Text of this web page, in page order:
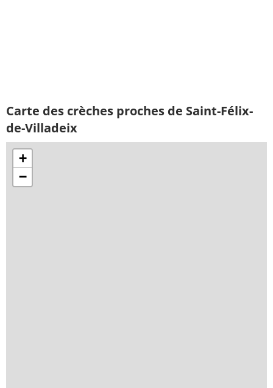
Carte des crèches proches de Saint-Félix-
de-Villadeix
+
−